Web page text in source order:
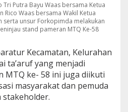
Tri Putra Bayu Waas bersama Ketua
Rico Waas bersama Wakil Ketua
serta unsur Forkopimda melakukan
stand pameran MTQ Ke-58
Kecamatan, Kelurahan
ta’aruf yang menjadi
MTQ ke- 58 ini juga diikuti
masyarakat dan pemuda